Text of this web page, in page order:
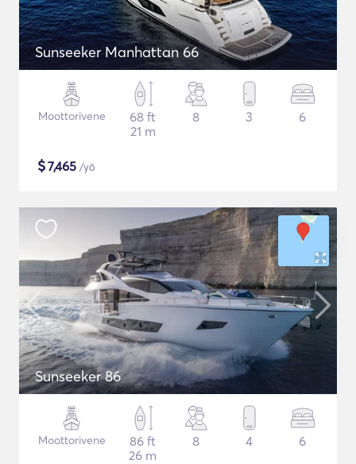
Sunseeker Manhattan 66
Moottorivene
68 ft
21 m
8 3 6
$7,465 /yö
Sunseeker 86
Moottorivene
86 ft
26 m
8 4 6